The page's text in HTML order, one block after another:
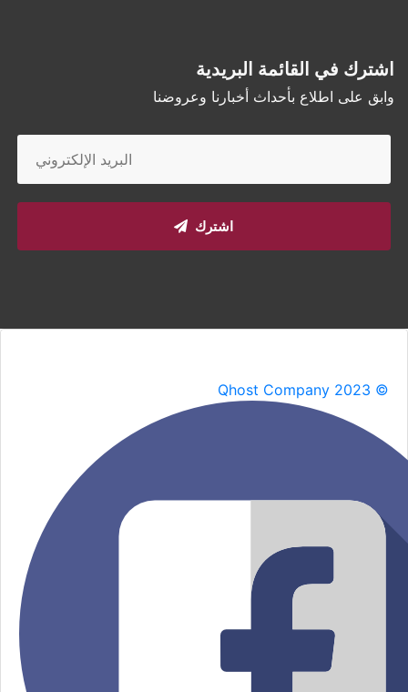
اشترك في القائمة البريدية
وابق على اطلاع بأحداث أخبارنا وعروضنا
اشترك
Qhost Company 2023 ©